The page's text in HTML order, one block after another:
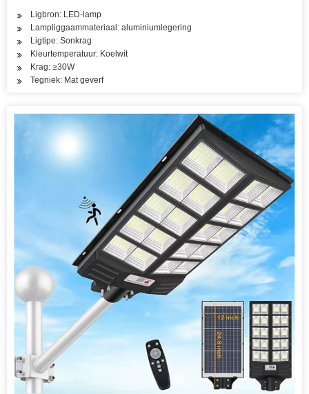
Ligbron: LED-lamp
Lampliggaammateriaal: aluminiumlegering
Ligtipe: Sonkrag
Kleurtemperatuur: Koelwit
Krag: ≥30W
Tegniek: Mat geverf